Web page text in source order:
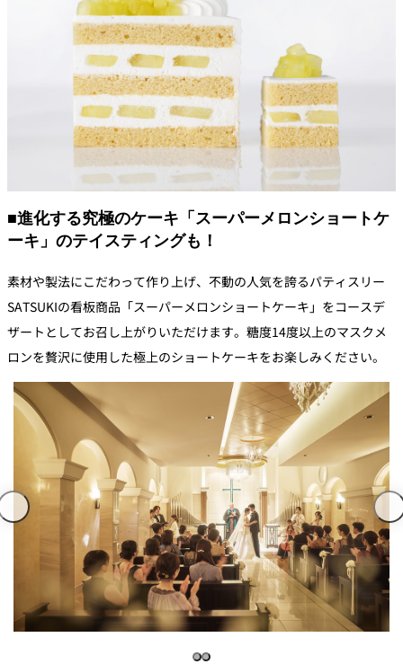
■進化する究極のケーキ「スーパーメロンショートケ
ーキ」のテイスティングも！
素材や製法にこだわって作り上げ、不動の人気を誇るパティスリー
SATSUKIの看板商品「スーパーメロンショートケーキ」をコースデ
ザートとしてお召し上がりいただけます。糖度14度以上のマスクメ
ロンを贅沢に使用した極上のショートケーキをお楽しみください。